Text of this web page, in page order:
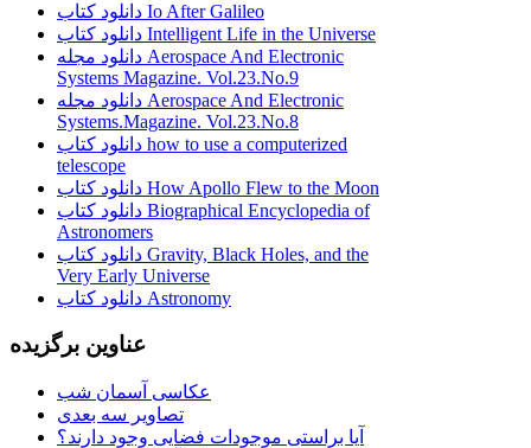
دانلود کتاب Io After Galileo
دانلود کتاب Intelligent Life in the Universe
دانلود مجله Aerospace And Electronic
Systems Magazine. Vol.23.No.9
دانلود مجله Aerospace And Electronic
Systems.Magazine. Vol.23.No.8
دانلود کتاب how to use a computerized
telescope
دانلود کتاب How Apollo Flew to the Moon
دانلود کتاب Biographical Encyclopedia of
Astronomers
دانلود کتاب Gravity, Black Holes, and the
Very Early Universe
دانلود کتاب Astronomy
عناوین برگزیده
عکاسی آسمان شب
تصاویر سه بعدی
آیا براستی موجودات فضایی وجود دارند؟